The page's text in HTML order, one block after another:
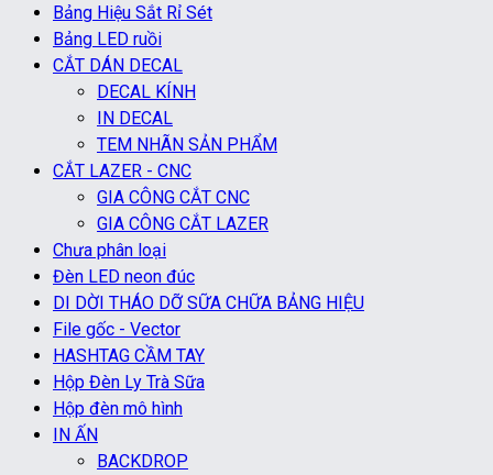
Bảng Hiệu Sắt Rỉ Sét
Bảng LED ruồi
CẮT DÁN DECAL
DECAL KÍNH
IN DECAL
TEM NHÃN SẢN PHẨM
CẮT LAZER - CNC
GIA CÔNG CẮT CNC
GIA CÔNG CẮT LAZER
Chưa phân loại
Đèn LED neon đúc
DI DỜI THÁO DỠ SỮA CHỮA BẢNG HIỆU
File gốc - Vector
HASHTAG CẦM TAY
Hộp Đèn Ly Trà Sữa
Hộp đèn mô hình
IN ẤN
BACKDROP